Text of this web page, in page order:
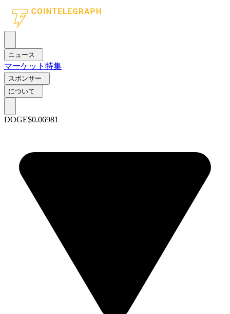
ニュース
マーケット 特集
スポンサー
について
DOGE$0.06981